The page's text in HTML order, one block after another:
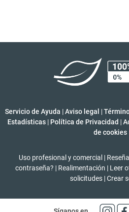
Servicio de Ayuda |Aviso legal |
Estadísticas | Política de Privacidad |
de cookies
Uso profesional y comercial |
contraseña? | Realimentación | Leer
solicitudes |Crear